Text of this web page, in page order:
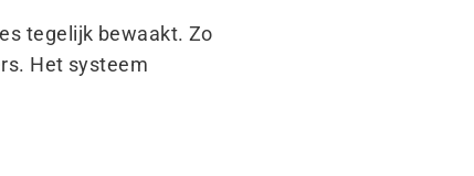
tegelijk bewaakt. Zo
Het systeem